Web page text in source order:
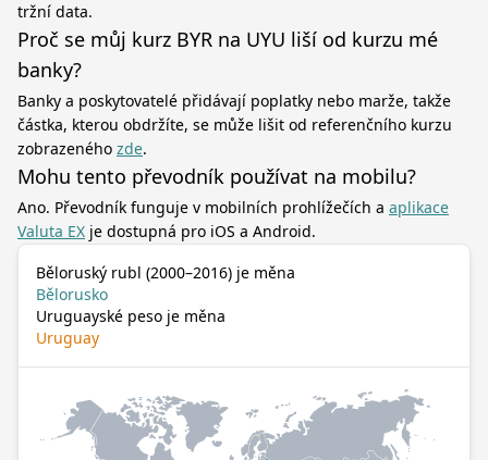
tržní data.
Proč se můj kurz BYR na UYU liší od kurzu mé
banky?
Banky a poskytovatelé přidávají poplatky nebo marže, takže
částka, kterou obdržíte, se může lišit od referenčního kurzu
zobrazeného zde.
Mohu tento převodník používat na mobilu?
Ano. Převodník funguje v mobilních prohlížečích a aplikace
Valuta EX je dostupná pro iOS a Android.
Běloruský rubl (2000–2016) je měna
Bělorusko
Uruguayské peso je měna
Uruguay